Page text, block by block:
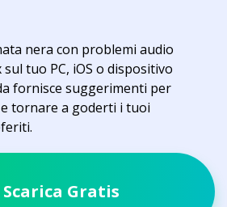
nera con problemi audio
tuo PC, iOS o dispositivo
fornisce suggerimenti per
tornare a goderti i tuoi
Scarica Gratis